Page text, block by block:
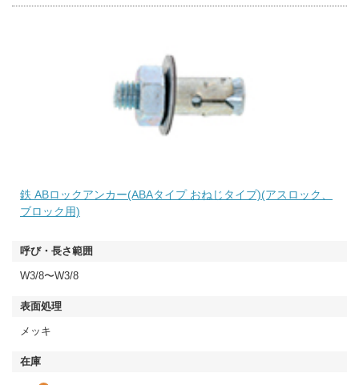
鉄 ABロックアンカー(ABAタイプ おねじタイプ)(アスロック、
ブロック用)
W3/8〜W3/8
メッキ